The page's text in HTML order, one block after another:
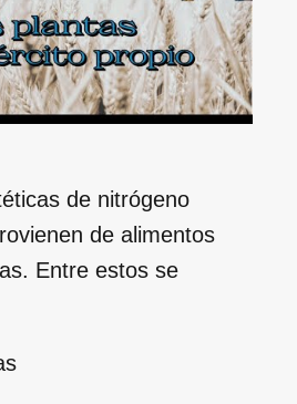
de nitrógeno
de alimentos
Entre estos se